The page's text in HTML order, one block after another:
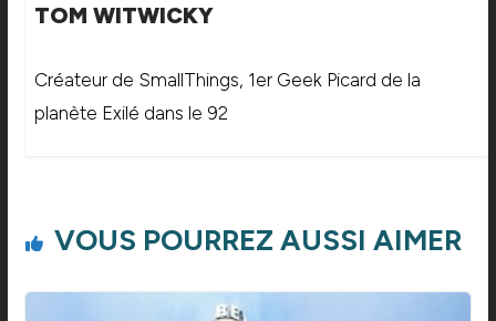
TOM WITWICKY
Créateur de SmallThings, 1er Geek Picard de la
planète Exilé dans le 92
VOUS POURREZ AUSSI AIMER